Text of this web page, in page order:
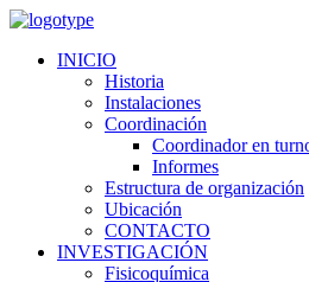
INICIO
Historia
Instalaciones
Coordinación
Coordinador en
Informes
Estructura de organización
Ubicación
CONTACTO
INVESTIGACIÓN
Fisicoquímica